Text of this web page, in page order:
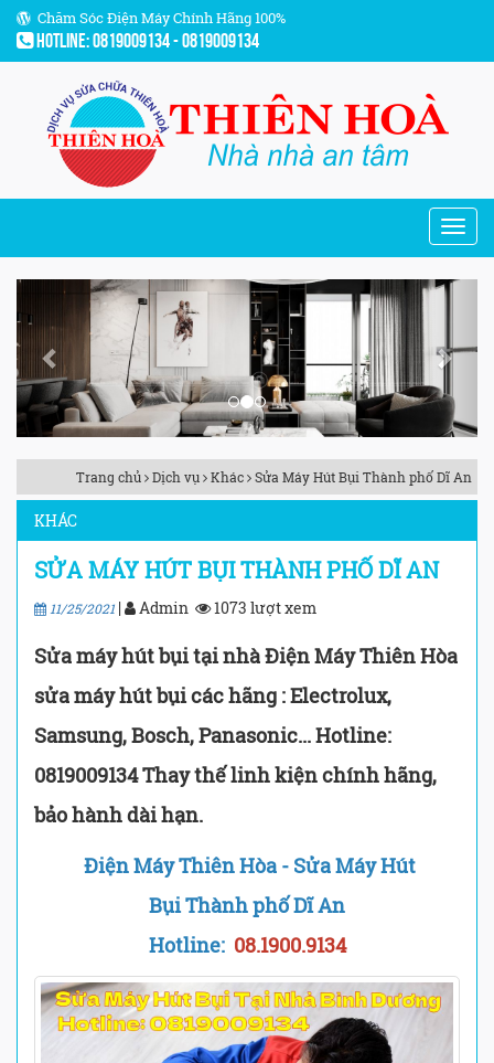
Chăm Sóc Điện Máy Chính Hãng 100%
Hotline: 0819009134 - 0819009134
Previous Next
Trang chủ Dịch vụ Khác Sửa Máy Hút Bụi Thành phố Dĩ An
KHÁC
SỬA MÁY HÚT BỤI THÀNH PHỐ DĨ AN
11/25/2021 | Admin 1073 lượt xem
Sửa máy hút bụi tại nhà Điện Máy Thiên Hòa
sửa máy hút bụi các hãng : Electrolux,
Samsung, Bosch, Panasonic... Hotline:
0819009134 Thay thế linh kiện chính hãng,
bảo hành dài hạn.
Điện Máy Thiên Hòa - Sửa Máy Hút
Bụi Thành phố Dĩ An
Hotline: 08.1900.9134